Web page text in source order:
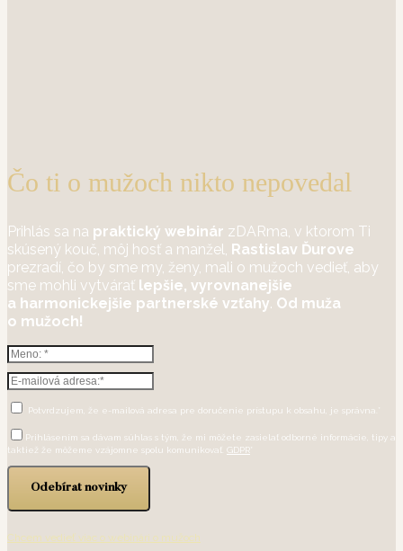
Čo ti o mužoch nikto nepovedal
Prihlás sa na praktický webinár zDARma, v ktorom Ti
skúsený kouč, môj hosť a manžel, Rastislav Ďurove
prezradí, čo by sme my, ženy, mali o mužoch vedieť, aby
sme mohli vytvárať lepšie, vyrovnanejšie
a harmonickejšie partnerské vzťahy. Od muža
o mužoch!
Potvrdzujem, že e-mailová adresa pre doručenie prístupu k obsahu, je správna.*
Prihlásením sa dávam súhlas s tým, že mi môžete zasielať odborné informácie, tipy a
taktiež že môžeme vzájomne spolu komunikovať. GDPR*
Odebírat novinky
Chcem vedieť viac o webinári o mužoch